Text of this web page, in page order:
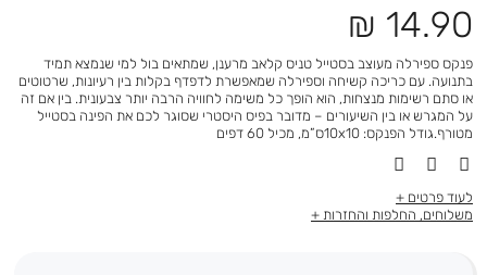
מחיר
מוצר
14.90 ₪
פנקס ספירלה מעוצב בסטייל טניס קלאב מרענן, שמתאים בול למי שנמצא תמיד
בתנועה. עם כריכה קשיחה וספירלה שמאפשרת לדפדף בקלות בין רעיונות, שרטוטים
או סתם רשימות מנצחות, הוא הופך כל משימה לחוויה הרבה יותר צבעונית. בין אם זה
על המגרש או בין השיעורים – מדובר בפיס היסטרי שסוגר לכם את הפינה בסטייל
מטורף.גודל הפנקס: 10x10ס”מ, מכיל 60 דפים
לעוד פרטים
משלוחים, החלפות והחזרות